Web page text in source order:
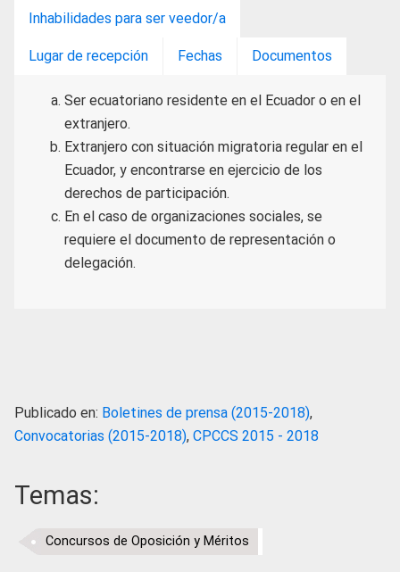
Inhabilidades para ser veedor/a
Lugar de recepción Fechas Documentos
Ser ecuatoriano residente en el Ecuador o en el
extranjero.
Extranjero con situación migratoria regular en el
Ecuador, y encontrarse en ejercicio de los
derechos de participación.
En el caso de organizaciones sociales, se
requiere el documento de representación o
delegación.
Publicado en: Boletines de prensa (2015-2018),
Convocatorias (2015-2018), CPCCS 2015 - 2018
Temas:
Concursos de Oposición y Méritos